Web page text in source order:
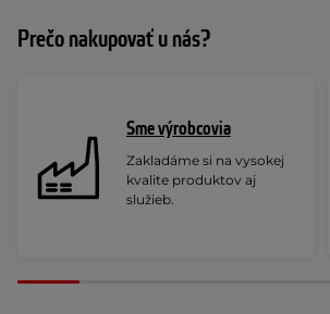
Prečo nakupovať u nás?
Sme výrobcovia
Zakladáme si na vysokej
kvalite produktov aj
služieb.